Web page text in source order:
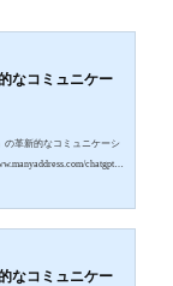
なコミュニケー
の革新的なコミュニケーシ
chatgpt-ai
の活用法Photo by A
なコミュニケー